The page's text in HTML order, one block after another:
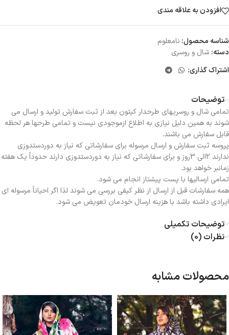
افزودن به علاقه مندی
شناسه محصول: نامعلوم
دسته: شال و روسری
اشتراک گذاری:
توضیحات
تمامی شال و روسریهای طرحدار کیتون بعد از ثبت سفارش تولید و ارسال می
شوند به همین دلیل نیازی به اطلاع ازموجودی نیست و تمامی طرحها هر لحظه
قابل سفارش می باشند.
پروسه ثبت سفارش و ارسال مرسوله برای سفارشاتی که نیاز به دوردستدوزی
ندارند 2الی 3روز و برای سفارشاتی که نیاز به دوردستدوزی دارند حدوداً یک هفته
زمانبر خواهد بود.
تمامی ارسالیها با پست پیشتاز انجام می شود.
همه سفارشات قبل از ارسال از نظر کیفی بررسی می شوند لذا اگر احیاناً مرسوله ای
ایرادی داشته باشد با هزینه ارسال خودمان تعویض می شود.
توضیحات تکمیلی
نظرات (0)
محصولات مشابه